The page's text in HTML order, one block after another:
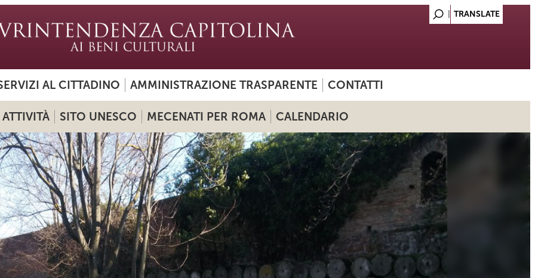
AL CITTADINO AMMINISTRAZIONE TRASPARENTE CONTATTI
ATTIVITÀ SITO UNESCO MECENATI PER ROMA CALENDARIO